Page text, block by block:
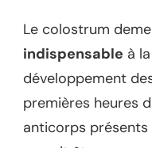
Le colostrum
indispensable à
développement
premières heures
anticorps présents